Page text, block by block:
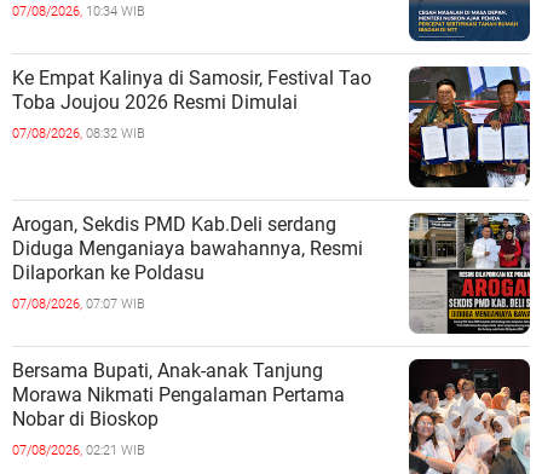
07/08/2026, 10:34 WIB
Ke Empat Kalinya di Samosir, Festival Tao
Toba Joujou 2026 Resmi Dimulai
07/08/2026, 08:32 WIB
‎Arogan, Sekdis PMD Kab.Deli serdang
Diduga Menganiaya bawahannya, Resmi
Dilaporkan ke Poldasu
07/08/2026, 07:07 WIB
Bersama Bupati, Anak-anak Tanjung
Morawa Nikmati Pengalaman Pertama
Nobar di Bioskop
07/08/2026, 02:21 WIB